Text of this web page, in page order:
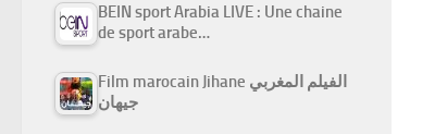
BEIN sport Arabia LIVE : Une chaine
de sport arabe…
Film marocain Jihane الفيلم المغربي
جيهان